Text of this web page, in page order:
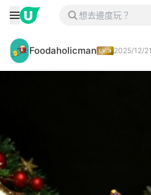
Foodaholicman 2025/12/21